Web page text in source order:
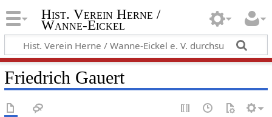
Hist. Verein Herne /
Wanne-Eickel
Friedrich Gauert